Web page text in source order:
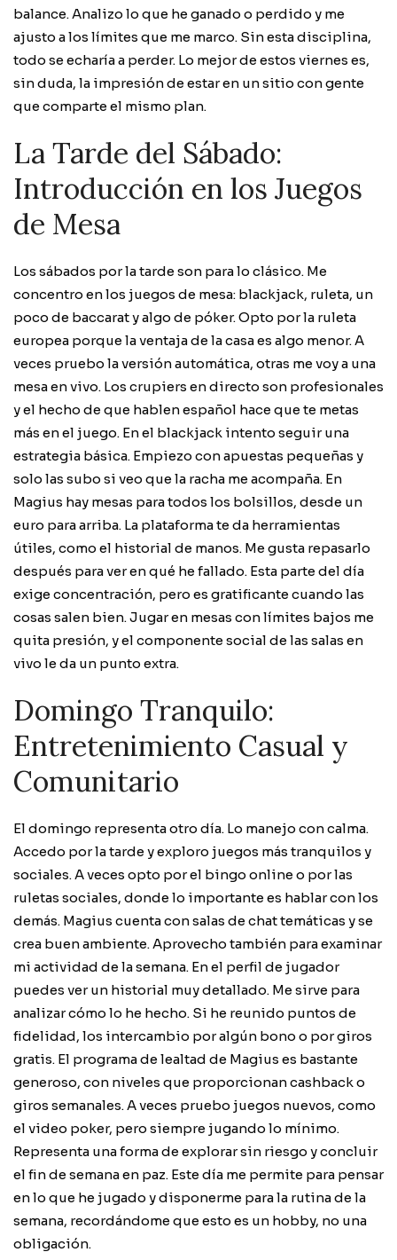
balance. Analizo lo que he ganado o perdido y me
ajusto a los límites que me marco. Sin esta disciplina,
todo se echaría a perder. Lo mejor de estos viernes es,
sin duda, la impresión de estar en un sitio con gente
que comparte el mismo plan.
La Tarde del Sábado:
Introducción en los Juegos
de Mesa
Los sábados por la tarde son para lo clásico. Me
concentro en los juegos de mesa: blackjack, ruleta, un
poco de baccarat y algo de póker. Opto por la ruleta
europea porque la ventaja de la casa es algo menor. A
veces pruebo la versión automática, otras me voy a una
mesa en vivo. Los crupiers en directo son profesionales
y el hecho de que hablen español hace que te metas
más en el juego. En el blackjack intento seguir una
estrategia básica. Empiezo con apuestas pequeñas y
solo las subo si veo que la racha me acompaña. En
Magius hay mesas para todos los bolsillos, desde un
euro para arriba. La plataforma te da herramientas
útiles, como el historial de manos. Me gusta repasarlo
después para ver en qué he fallado. Esta parte del día
exige concentración, pero es gratificante cuando las
cosas salen bien. Jugar en mesas con límites bajos me
quita presión, y el componente social de las salas en
vivo le da un punto extra.
Domingo Tranquilo:
Entretenimiento Casual y
Comunitario
El domingo representa otro día. Lo manejo con calma.
Accedo por la tarde y exploro juegos más tranquilos y
sociales. A veces opto por el bingo online o por las
ruletas sociales, donde lo importante es hablar con los
demás. Magius cuenta con salas de chat temáticas y se
crea buen ambiente. Aprovecho también para examinar
mi actividad de la semana. En el perfil de jugador
puedes ver un historial muy detallado. Me sirve para
analizar cómo lo he hecho. Si he reunido puntos de
fidelidad, los intercambio por algún bono o por giros
gratis. El programa de lealtad de Magius es bastante
generoso, con niveles que proporcionan cashback o
giros semanales. A veces pruebo juegos nuevos, como
el video poker, pero siempre jugando lo mínimo.
Representa una forma de explorar sin riesgo y concluir
el fin de semana en paz. Este día me permite para pensar
en lo que he jugado y disponerme para la rutina de la
semana, recordándome que esto es un hobby, no una
obligación.